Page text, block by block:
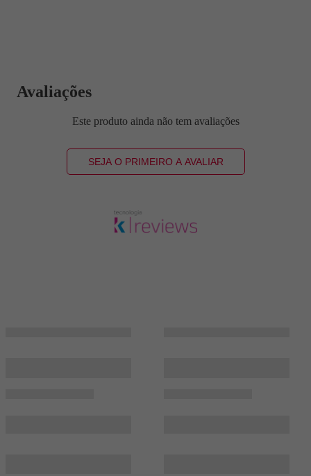
Avaliações
Este produto ainda não tem avaliações
SEJA O PRIMEIRO A AVALIAR